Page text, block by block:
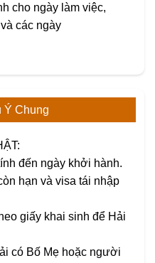
cho ngày làm việc,
các ngày
Ý Chung
đến ngày khởi hành.
hạn và visa tái nhập
giấy khai sinh để Hải
có Bố Mẹ hoặc người